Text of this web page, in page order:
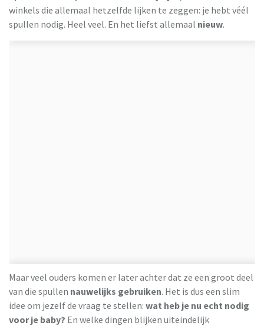
winkels die allemaal hetzelfde lijken te zeggen: je hebt véél
spullen nodig. Heel veel. En het liefst allemaal nieuw.
Maar veel ouders komen er later achter dat ze een groot deel
van die spullen nauwelijks gebruiken. Het is dus een slim
idee om jezelf de vraag te stellen: wat heb je nu echt nodig
voor je baby? En welke dingen blijken uiteindelijk